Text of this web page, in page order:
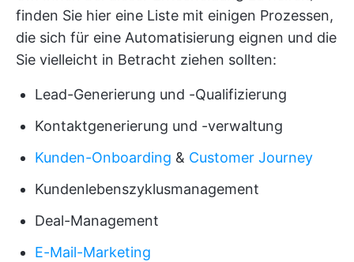
finden Sie hier eine Liste mit einigen Prozessen,
die sich für eine Automatisierung eignen und die
Sie vielleicht in Betracht ziehen sollten:
Lead-Generierung und -Qualifizierung
Kontaktgenerierung und -verwaltung
Kunden-Onboarding & Customer Journey
Kundenlebenszyklusmanagement
Deal-Management
E-Mail-Marketing